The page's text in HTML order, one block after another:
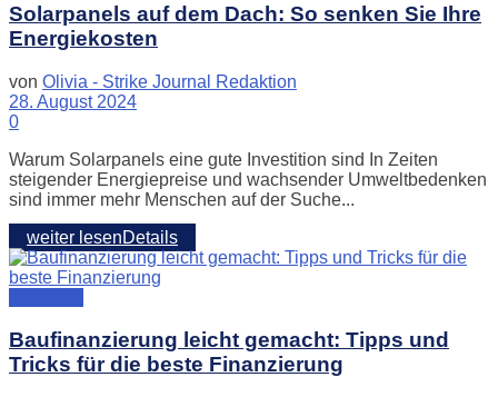
Solarpanels auf dem Dach: So senken Sie Ihre
Energiekosten
von Olivia - Strike Journal Redaktion
28. August 2024
0
Warum Solarpanels eine gute Investition sind In Zeiten
steigender Energiepreise und wachsender Umweltbedenken
sind immer mehr Menschen auf der Suche...
weiter lesenDetails
Baufinanzierung leicht gemacht: Tipps und
Tricks für die beste Finanzierung